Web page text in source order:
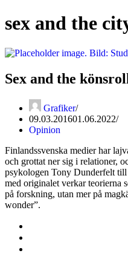
sex and the
Sex and the
Grafiker
09.03.201601.06.2022
Opinion
Finlandssvenska medier har
och grottat ner sig i relationer,
psykologen Tony Dunderfelt
med originalet verkar teorierna
på forskning, utan mer på
wonder”.